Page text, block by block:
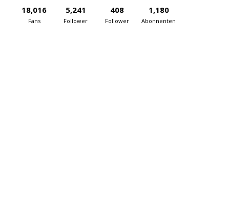
18,016
Fans
5,241
Follower
408
Follower
1,180
Abonnenten